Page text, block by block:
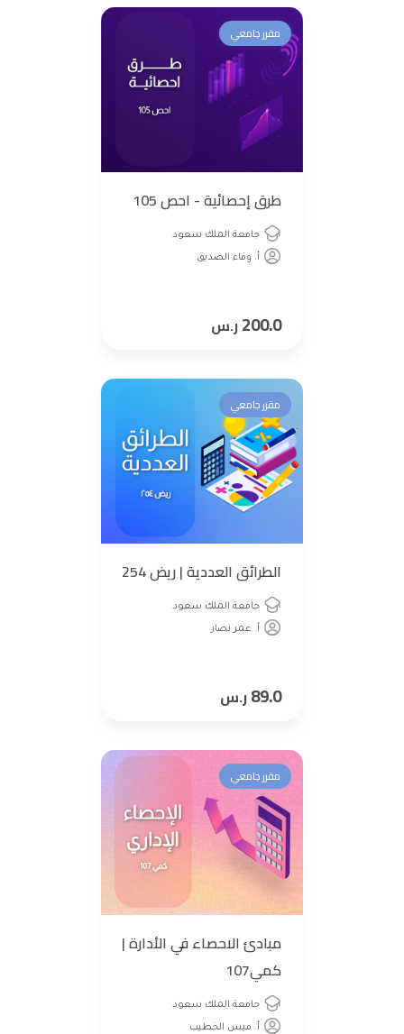
مقرر جامعي
طرق إحصائية - احص 105
جامعة الملك سعود
أ. وفاء الصديق
200.0ر.س
مقرر جامعي
الطرائق العددية | ريض 254
جامعة الملك سعود
أ. عمر نصار
89.0ر.س
مقرر جامعي
مبادئ الاحصاء في الأدارة |
كمي107
جامعة الملك سعود
أ. ميس الخطيب